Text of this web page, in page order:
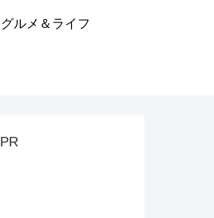
グルメ＆ライフ
PR